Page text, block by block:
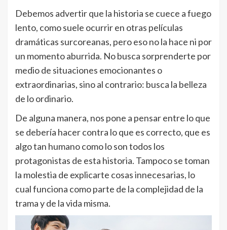
Debemos advertir que la historia se cuece a fuego
lento, como suele ocurrir en otras películas
dramáticas surcoreanas, pero eso no la hace ni por
un momento aburrida. No busca sorprenderte por
medio de situaciones emocionantes o
extraordinarias, sino al contrario: busca la belleza
de lo ordinario.
De alguna manera, nos pone a pensar entre lo que
se debería hacer contra lo que es correcto, que es
algo tan humano como lo son todos los
protagonistas de esta historia. Tampoco se toman
la molestia de explicarte cosas innecesarias, lo
cual funciona como parte de la complejidad de la
trama y de la vida misma.